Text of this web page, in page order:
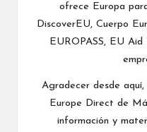
ofrece Europa
DiscoverEU, Cuerpo
EUROPASS, EU
Agradecer desde
Europe Direct de
información y